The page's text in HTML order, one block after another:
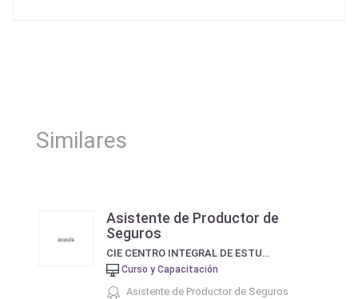
Similares
Asistente de Productor de
Seguros
CIE CENTRO INTEGRAL DE ESTUDIOS
Curso y Capacitación
Asistente de Productor de Seguros